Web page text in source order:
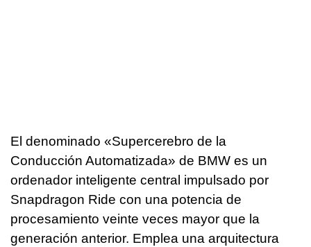
El denominado «Supercerebro de la
Conducción Automatizada» de BMW es un
ordenador inteligente central impulsado por
Snapdragon Ride con una potencia de
procesamiento veinte veces mayor que la
generación anterior. Emplea una arquitectura